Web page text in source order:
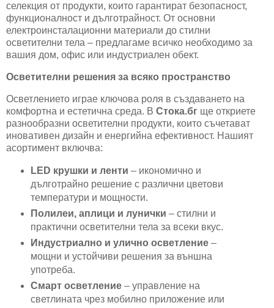
селекция от продукти, които гарантират безопасност,
функционалност и дълготрайност. От основни
електроинсталационни материали до стилни
осветителни тела – предлагаме всичко необходимо за
вашия дом, офис или индустриален обект.
Осветителни решения за всяко пространство
Осветлението играе ключова роля в създаването на
комфортна и естетична среда. В Стока.бг ще откриете
разнообразни осветителни продукти, които съчетават
иновативен дизайн и енергийна ефективност. Нашият
асортимент включва:
LED крушки и ленти – икономично и
дълготрайно решение с различни цветови
температури и мощности.
Полилеи, аплици и лунички – стилни и
практични осветителни тела за всеки вкус.
Индустриално и улично осветление–
мощни и устойчиви решения за външна
употреба.
Смарт осветление– управление на
светлината чрез мобилно приложение или